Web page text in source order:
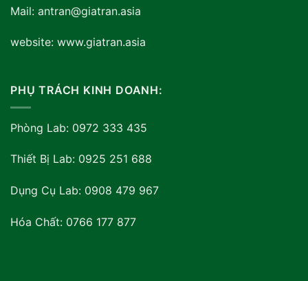
Mail: antran@giatran.asia
website: www.giatran.asia
PHỤ TRÁCH KINH DOANH:
Phòng Lab: 0972 333 435
Thiết Bị Lab: 0925 251 688
Dụng Cụ Lab: 0908 479 967
Hóa Chất: 0766 177 877